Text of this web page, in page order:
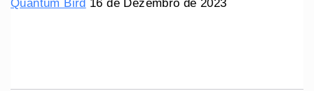
Quantum Bird 16 de Dezembro de 2023